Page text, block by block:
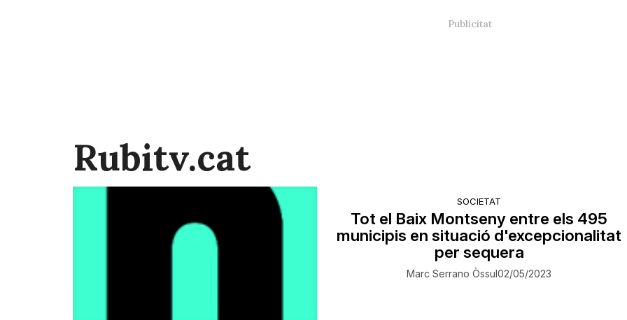
Rubitv.cat
SOCIETAT
Tot el Baix Montseny entre els 495
municipis en situació d'excepcionalitat
per sequera
Marc Serrano Òssul02/05/2023